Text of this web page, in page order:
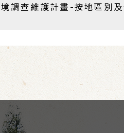
調查維護計畫-按地區別